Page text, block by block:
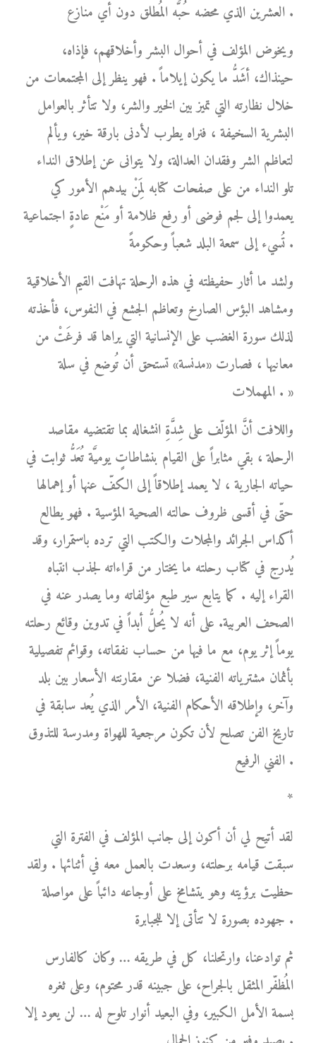
العشرين الذي محضه حُبَّه المُطلق دون أي منازع .
ويخوض المؤلف في أحوال البشر وأخلاقهم، فإذاه،
حينذاك، أشَدُّ ما يكون إيلاماً . فهو ينظر إلى المجتمعات من
خلال نظارته التي تميز بين الخير والشر، ولا تتأثر بالعوامل
البشرية السخيفة ، فنراه يطرب لأدنى بارقة خير، ويألم
لتعاظم الشر وفقدان العدالة، ولا يتوانى عن إطلاق النداء
تلو النداء من على صفحات كتابه لِمَنْ بيدهم الأمور كي
يعمدوا إلى لجم فوضى أو رفع ظلامة أو مَنْع عادةٍ اجتماعية
تُسيء إلى سمعة البلد شعباً وحكومةً .
ولشد ما أثار حفيظته في هذه الرحلة تهافت القيم الأخلاقية
ومشاهد البؤس الصارخ وتعاظم الجشع في النفوس، فأخذته
لذلك سورة الغضب على الإنسانية التي يراها قد فرغَتْ من
معانيها ، فصارت «مدنسة» تستحق أن تُوضع في سلة
المهملات . »
واللافت أنَّ المؤلّف على شِدَّةِ انشغاله بما تقتضيه مقاصد
الرحلة ، بقي مثابراً على القيام بنشاطاتٍ يوميَّة تُعَدُّ ثوابت في
حياته الجارية ، لا يعمد إطلاقاً إلى الكفّ عنها أو إهمالها
حتّى في أقسى ظروف حالته الصحية المؤسية . فهو يطالع
أكداس الجرائد والمجلات والكتب التي ترده باستمرار، وقد
يُدرج في كتاب رحلته ما يختار من قراءاته لجذب انتباه
القراء إليه . كما يتابع سير طبع مؤلفاته وما يصدر عنه في
الصحف العربية. على أنه لا يُحلُّ أبداً في تدوين وقائع رحلته
يوماً إثر يوم، مع ما فيها من حساب نفقاته، وقوائم تفصيلية
بأثمان مشترياته الفنية، فضلا عن مقارنته الأسعار بين بلد
وآخر، وإطلاقه الأحكام الفنية، الأمر الذي يُعد سابقة في
تاريخ الفن تصلح لأن تكون مرجعية للهواة ومدرسة للتذوق
الفني الرفيع .
*
لقد أتيح لي أن أكون إلى جانب المؤلف في الفترة التي
سبقت قيامه برحلته، وسعدت بالعمل معه في أثنائها . ولقد
حظيت برؤيته وهو يتشامخ على أوجاعه دائباً على مواصلة
جهوده بصورة لا تتأتى إلا للجبابرة .
ثم توادعنا، وارتحلنا، كل في طريقه … وكان كالفارس
المُظفّر المثقل بالجراح، على جبينه قدر محتوم، وعلى ثغره
بسمة الأمل الكبير، وفي البعيد أنوار تلوح له … لن يعود إلا